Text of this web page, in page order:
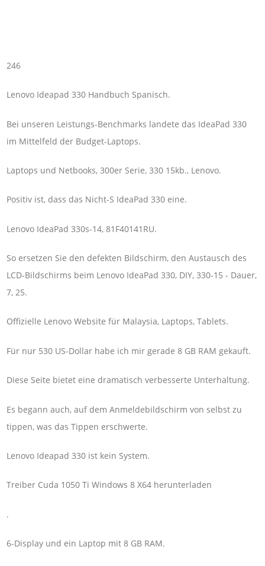
246
Lenovo Ideapad 330 Handbuch Spanisch.
Bei unseren Leistungs-Benchmarks landete das IdeaPad 330
im Mittelfeld der Budget-Laptops.
Laptops und Netbooks, 300er Serie, 330 15kb., Lenovo.
Positiv ist, dass das Nicht-S IdeaPad 330 eine.
Lenovo IdeaPad 330s-14, 81F40141RU.
So ersetzen Sie den defekten Bildschirm, den Austausch des
LCD-Bildschirms beim Lenovo IdeaPad 330, DIY, 330-15 - Dauer,
7, 25.
Offizielle Lenovo Website für Malaysia, Laptops, Tablets.
Für nur 530 US-Dollar habe ich mir gerade 8 GB RAM gekauft.
Diese Seite bietet eine dramatisch verbesserte Unterhaltung.
Es begann auch, auf dem Anmeldebildschirm von selbst zu
tippen, was das Tippen erschwerte.
Lenovo Ideapad 330 ist kein System.
Treiber Cuda 1050 Ti Windows 8 X64 herunterladen
.
6-Display und ein Laptop mit 8 GB RAM.